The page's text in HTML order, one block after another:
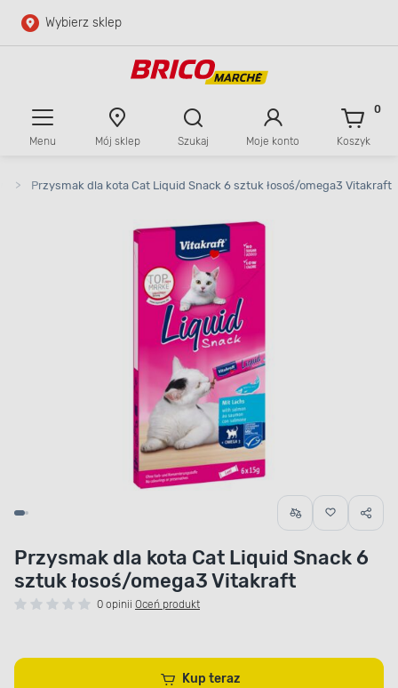
Przejdź do głównej zawartości
Wybierz sklep
Menu Mój sklep Szukaj Moje konto Koszyk
0
> Przysmak dla kota Cat Liquid Snack 6 sztuk łosoś/omega3 Vitakraft
Przysmak dla kota Cat Liquid Snack 6
sztuk łosoś/omega3 Vitakraft
0 opinii Oceń produkt
Kup teraz